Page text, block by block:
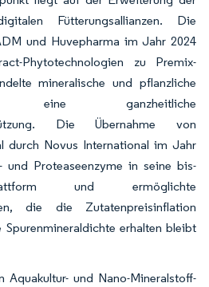
Fütterungsallianzen. Die
und Huvepharma im Jahr 2024
Phytotechnologien zu Premix-
mineralische und pflanzliche
ganzheitliche
Die Übernahme von
durch Novus International im Jahr
und Proteaseenzyme in seine bis-
und ermöglichte
die die Zutatenpreisinflation
erhalten bleibt
und Nano-Mineralstoff-